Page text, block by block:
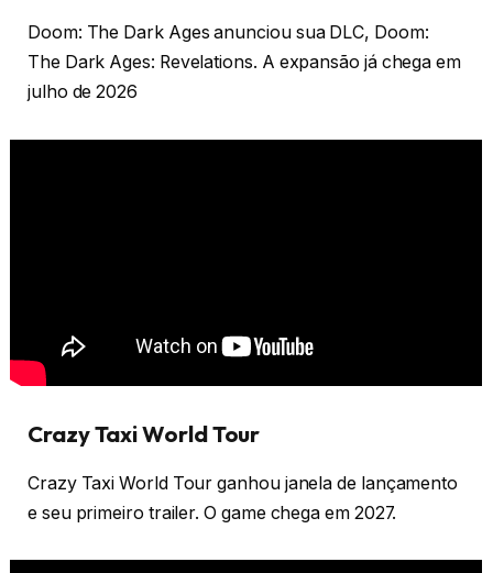
Doom: The Dark Ages anunciou sua DLC, Doom:
The Dark Ages: Revelations. A expansão já chega em
julho de 2026
Crazy Taxi World Tour
Crazy Taxi World Tour ganhou janela de lançamento
e seu primeiro trailer. O game chega em 2027.